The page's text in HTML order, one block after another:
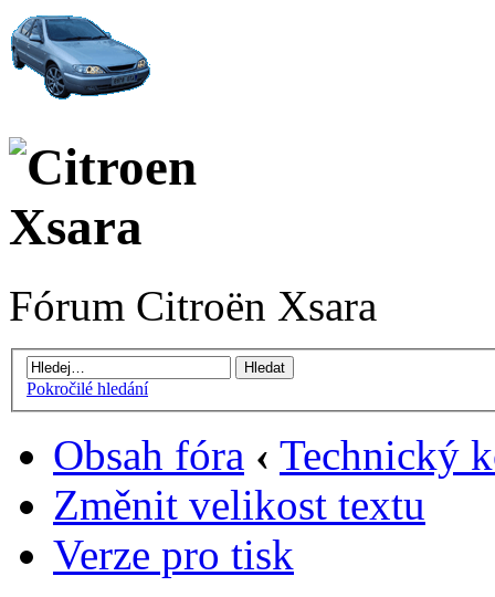
Fórum Citroën Xsara
Pokročilé hledání
Obsah fóra ‹ Technický
Změnit velikost textu
Verze pro tisk